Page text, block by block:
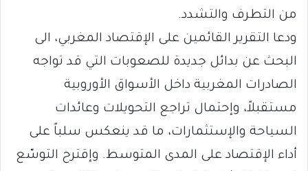
من التطرف والتشدد.
ودعا التقرير القائمين على الإقتصاد المغربي، الى
البحث عن بدائل جديدة للصعوبات التي قد تواجه
الصادرات المغربية داخل الأسواق الأوروبية
مستقبلاً، وإحتمال تراجع التحويلات وعائدات
السياحة والإستثمارات، ما قد ينعكس سلباً على
أداء الإقتصاد على المدى المتوسط. وإقترح التوسّع